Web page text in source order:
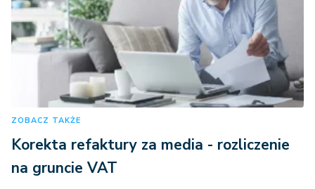
ZOBACZ TAKŻE
Korekta refaktury za media - rozliczenie
na gruncie VAT